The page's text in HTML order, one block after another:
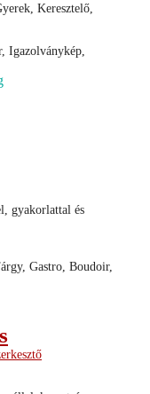
Keresztelő,
Igazolványkép,
gyakorlattal és
Gastro, Boudoir,